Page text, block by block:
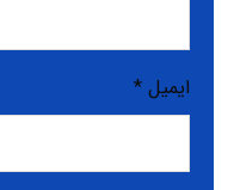
ایمیل*